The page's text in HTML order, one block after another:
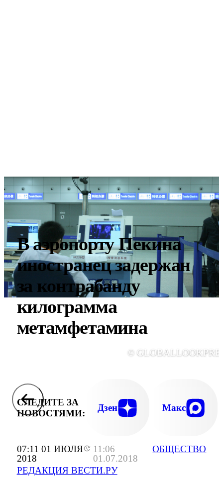
07:11 01 ИЮЛЯ
2018
11:06
01.07.2018
РЕДАКЦИЯ ВЕСТИ.РУ
ОБЩЕСТВО
В аэропорту Пекина
иностранец задержан
за контрабанду
килограмма
метамфетамина
©
СЛЕДИТЕ ЗА
НОВОСТЯМИ:
Дзен Макс